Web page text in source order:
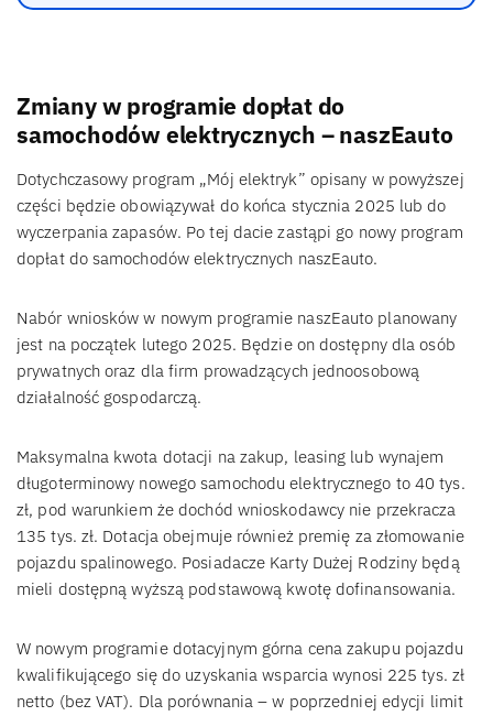
Zmiany w programie dopłat do
samochodów elektrycznych – naszEauto
Dotychczasowy program „Mój elektryk” opisany w powyższej
części będzie obowiązywał do końca stycznia 2025 lub do
wyczerpania zapasów. Po tej dacie zastąpi go nowy program
dopłat do samochodów elektrycznych naszEauto.
Nabór wniosków w nowym programie naszEauto planowany
jest na początek lutego 2025. Będzie on dostępny dla osób
prywatnych oraz dla firm prowadzących jednoosobową
działalność gospodarczą.
Maksymalna kwota dotacji na zakup, leasing lub wynajem
długoterminowy nowego samochodu elektrycznego to 40 tys.
zł, pod warunkiem że dochód wnioskodawcy nie przekracza
135 tys. zł. Dotacja obejmuje również premię za złomowanie
pojazdu spalinowego. Posiadacze Karty Dużej Rodziny będą
mieli dostępną wyższą podstawową kwotę dofinansowania.
W nowym programie dotacyjnym górna cena zakupu pojazdu
kwalifikującego się do uzyskania wsparcia wynosi 225 tys. zł
netto (bez VAT). Dla porównania – w poprzedniej edycji limit